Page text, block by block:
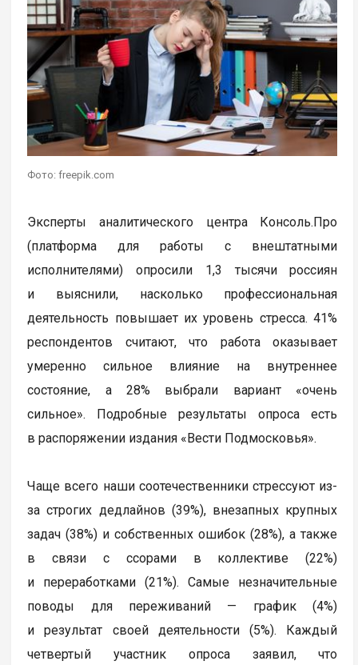
Фото: freepik.com
Эксперты аналитического центра Консоль.Про
(платформа для работы с внештатными
исполнителями) опросили 1,3 тысячи россиян
и выяснили, насколько профессиональная
деятельность повышает их уровень стресса. 41%
респондентов считают, что работа оказывает
умеренно сильное влияние на внутреннее
состояние, а 28% выбрали вариант «очень
сильное». Подробные результаты опроса есть
в распоряжении издания «Вести Подмосковья».
Чаще всего наши соотечественники стрессуют из-
за строгих дедлайнов (39%), внезапных крупных
задач (38%) и собственных ошибок (28%), а также
в связи с ссорами в коллективе (22%)
и переработками (21%). Самые незначительные
поводы для переживаний — график (4%)
и результат своей деятельности (5%). Каждый
четвертый участник опроса заявил, что